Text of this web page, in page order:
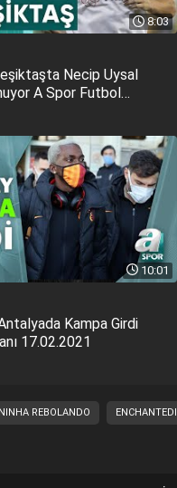
8:03
Necip Uysal
A Spor Futbol
10:01
Kampa Girdi
17.02.2021
REBOLANDO